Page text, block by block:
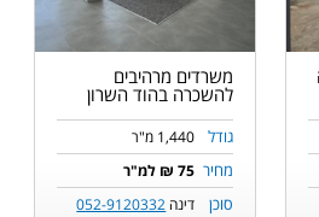
משרדים מרהיבים
להשכרה בהוד השרון
גודל 1,440 מ"ר
מחיר 75 ₪ למ"ר
סוכן דינה 052-9120332